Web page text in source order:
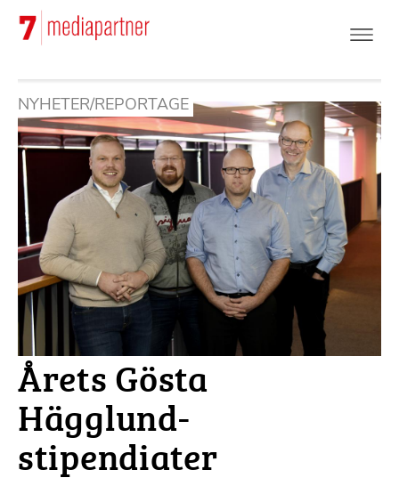
Hoppa
huvudinnehåll
NYHETER/REPORTAGE
Årets Gösta
Hägglund-
stipendiater